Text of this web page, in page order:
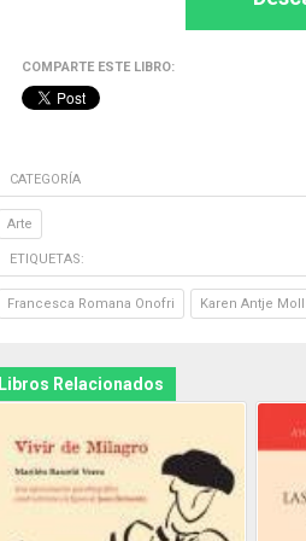
COMPARTE ESTE LIBRO:
CATEGORÍA
Arte
ETIQUETAS:
Francesca Romana Onofri Karen Antje
Libros Relacionados